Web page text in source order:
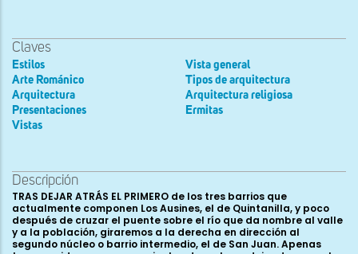
Claves
Estilos
Arte Románico
Arquitectura
Presentaciones
Vistas
Vista general
Tipos de arquitectura
Arquitectura religiosa
Ermitas
Descripción
TRAS DEJAR ATRÁS EL PRIMERO de los tres barrios que
actualmente componen Los Ausines, el de Quintanilla, y poco
después de cruzar el puente sobre el río que da nombre al valle
y a la población, giraremos a la derecha en dirección al
segundo núcleo o barrio intermedio, el de San Juan. Apenas